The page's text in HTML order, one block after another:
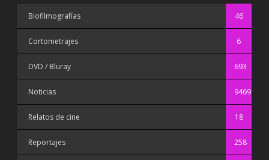
Biofilmografías 46
Cortometrajes 6
DVD / Bluray 693
Noticias 9469
Relatos de cine 18
Reportajes 258